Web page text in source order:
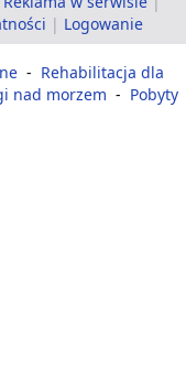
| Logowanie
- Rehabilitacja dla
nad morzem - Pobyty